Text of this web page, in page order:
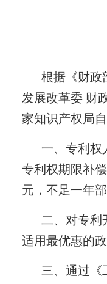
根据《财政
发展改革委 财
家知识产权局
一、专利权
专利权期限补
元，不足一年部
二、对专利
适用最优惠的
三、通过《